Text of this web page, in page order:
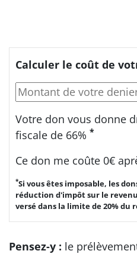
Calculer le coût de
Votre don vous donne
fiscale de 66% *
Ce don me coûte 0€
*Si vous êtes imposable, les
réduction d'impôt sur le
versé dans la limite de 20% du
Pensez-y : le